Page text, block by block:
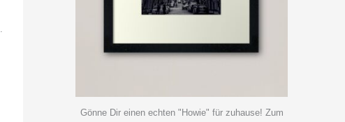
Gönne Dir einen echten "Howie" für zuhause! Zum